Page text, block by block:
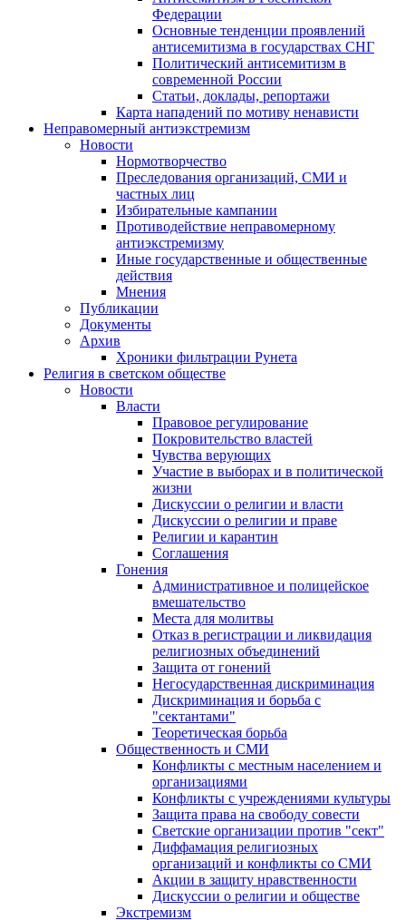
Федерации
Основные тенденции проявлений
антисемитизма в государствах СНГ
Политический антисемитизм в
современной России
Статьи, доклады, репортажи
Карта нападений по мотиву ненависти
Неправомерный антиэкстремизм
Новости
Нормотворчество
Преследования организаций, СМИ и
частных лиц
Избирательные кампании
Противодействие неправомерному
антиэкстремизму
Иные государственные и общественные
действия
Мнения
Публикации
Документы
Архив
Хроники фильтрации Рунета
Религия в светском обществе
Новости
Власти
Правовое регулирование
Покровительство властей
Чувства верующих
Участие в выборах и в политической
жизни
Дискуссии о религии и власти
Дискуссии о религии и праве
Религии и карантин
Соглашения
Гонения
Административное и полицейское
вмешательство
Места для молитвы
Отказ в регистрации и ликвидация
религиозных объединений
Защита от гонений
Негосударственная дискриминация
Дискриминация и борьба с
"сектантами"
Теоретическая борьба
Общественность и СМИ
Конфликты с местным населением и
организациями
Конфликты с учреждениями культуры
Защита права на свободу совести
Светские организации против "сект"
Диффамация религиозных
организаций и конфликты со СМИ
Акции в защиту нравственности
Дискуссии о религии и обществе
Экстремизм